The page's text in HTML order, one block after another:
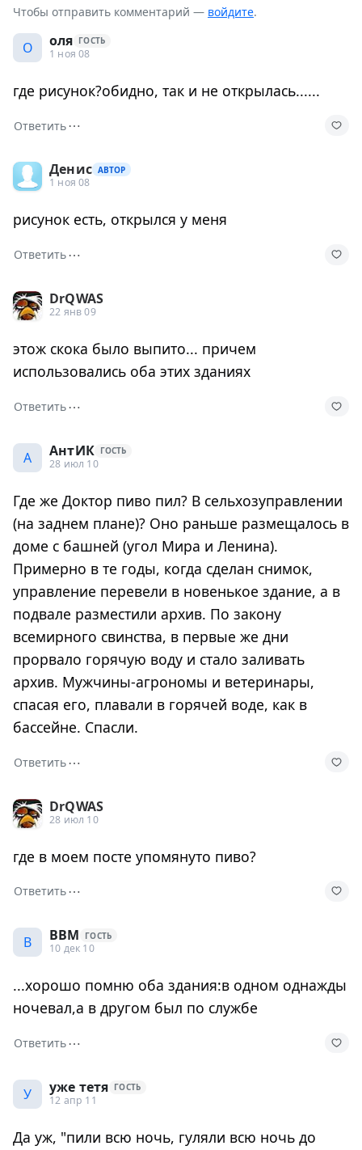
Чтобы отправить комментарий — войдите.
О оля ГОСТЬ
1 ноя 08
где рисунок?обидно, так и не открылась......
Ответить⋯
Денис АВТОР
1 ноя 08
рисунок есть, открылся у меня
Ответить⋯
DrQWAS
22 янв 09
этож скока было выпито... причем
использовались оба этих зданиях
Ответить⋯
А АнтИК ГОСТЬ
28 июл 10
Где же Доктор пиво пил? В сельхозуправлении
(на заднем плане)? Оно раньше размещалось в
доме с башней (угол Мира и Ленина).
Примерно в те годы, когда сделан снимок,
управление перевели в новенькое здание, а в
подвале разместили архив. По закону
всемирного свинства, в первые же дни
прорвало горячую воду и стало заливать
архив. Мужчины-агрономы и ветеринары,
спасая его, плавали в горячей воде, как в
бассейне. Спасли.
Ответить⋯
DrQWAS
28 июл 10
где в моем посте упомянуто пиво?
Ответить⋯
В ВВМ ГОСТЬ
10 дек 10
...хорошо помню оба здания:в одном однажды
ночевал,а в другом был по службе
Ответить⋯
У уже тетя ГОСТЬ
12 апр 11
Да уж, "пили всю ночь, гуляли всю ночь до